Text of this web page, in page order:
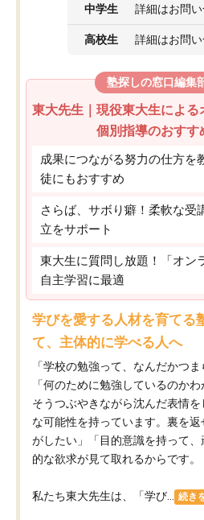
中学生 詳細はお問
高校生 詳細はお問
塾探しの窓口編集
東大先生｜現役東大生による
個別指導のおすす
成果につながる努力の仕方を
徒にもおすすめ
さらば、サボり癖！柔軟な受
立をサポート
東大生に質問し放題！「オン
自主学習に最適
学びを愛する人材を育てる
て、主体的に学べる人へ
「学校の勉強って、なんだかつま
「何のために勉強しているのかわ
そうつぶやきながら沈んだ表情
な可能性を持っています。裏を
がしたい」「目的意識を持って
的な欲求が見て取れるからです。
私たち東大先生は、「学び... 続き